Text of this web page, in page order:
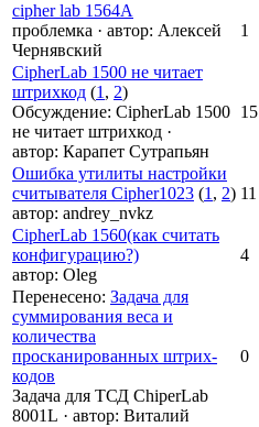
cipher lab 1564A
проблемка · автор: Алексей
Чернявский
1
CipherLab 1500 не читает
штрихкод (1 , 2)
Обсуждение: CipherLab 1500
не читает штрихкод ·
автор: Карапет Сутрапьян
15
Ошибка утилиты настройки
считывателя Cipher1023 (1 , 2)
автор: andrey_nvkz
11
CipherLab 1560(как считать
конфигурацию?)
автор: Oleg
4
Перенесено: Задача для
суммирования веса и
количества
просканированных штрих-
кодов
Задача для ТСД ChiperLab
8001L · автор: Виталий
0